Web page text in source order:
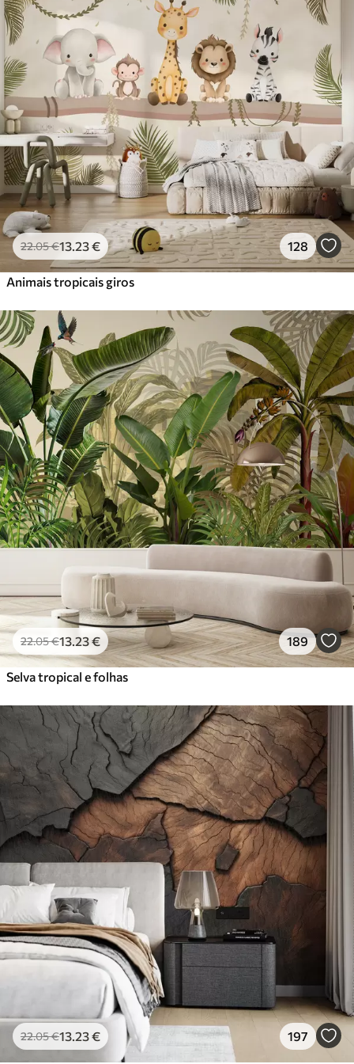
Standard
27.00 €/m²
Premium
56.6734.00€/m²
Vinil Premium
65.0039.00€/m²
Peel and Stick
81.6749.00€/m²
22.05€13 .23€ 128
Animais tropicais giros
22.05€13 .23€ 189
Selva tropical e folhas
22.05€13 .23€ 197